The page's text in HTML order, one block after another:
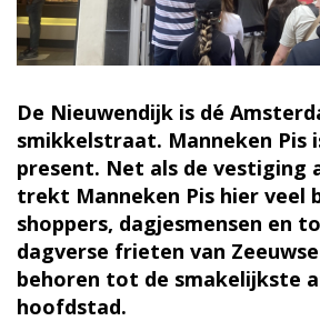
De Nieuwendijk is dé
smikkelstraat. Manneken Pis
present. Net als de vestiging
trekt Manneken Pis hier veel
shoppers, dagjesmensen en
dagverse frieten van
behoren tot de smakelijkste
hoofdstad.